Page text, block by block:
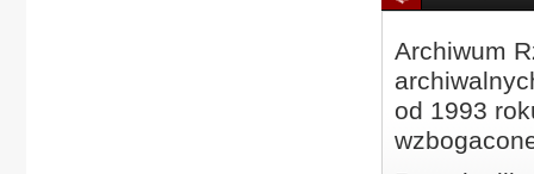
Archiwum
od 1993